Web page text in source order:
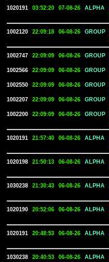
1020191 03:52:20 07-08-26 ALPHA
1002120 22:09:18 06-08-26 GROUP
1002747 22:09:09 06-08-26 GROUP
1002566
22:09:09 06-08-26 GROUP
1002550
22:09:09 06-08-26 GROUP
1002207
22:09:09 06-08-26 GROUP
1002200
22:09:09 06-08-26 GROUP
1020191 21:57:40 06-08-26 ALPHA
1020198 21:50:13 06-08-26 ALPHA
1030238 21:30:43 06-08-26 ALPHA
1020190 20:52:06 06-08-26 ALPHA
1020191 20:48:53 06-08-26 ALPHA
1030238 20:40:53 06-08-26 ALPHA